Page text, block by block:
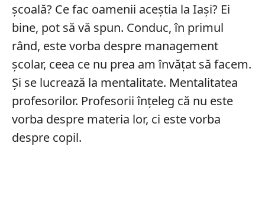
școală? Ce fac oamenii aceștia la Iași? Ei
bine, pot să vă spun. Conduc, în primul
rând, este vorba despre management
școlar, ceea ce nu prea am învățat să facem.
Și se lucrează la mentalitate. Mentalitatea
profesorilor. Profesorii înțeleg că nu este
vorba despre materia lor, ci este vorba
despre copil.